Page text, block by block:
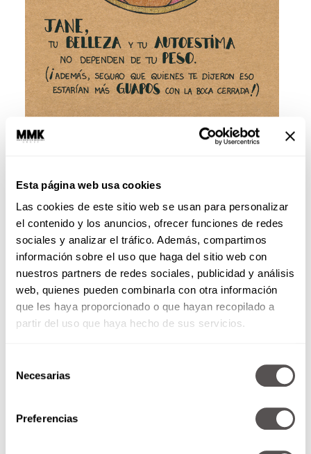
Esta página web usa cookies
Las cookies de este sitio web se usan para personalizar
el contenido y los anuncios, ofrecer funciones de redes
sociales y analizar el tráfico. Además, compartimos
información sobre el uso que haga del sitio web con
nuestros partners de redes sociales, publicidad y análisis
web, quienes pueden combinarla con otra información
que les haya proporcionado o que hayan recopilado a
partir del uso que haya hecho de sus servicios.
Necesarias
Preferencias